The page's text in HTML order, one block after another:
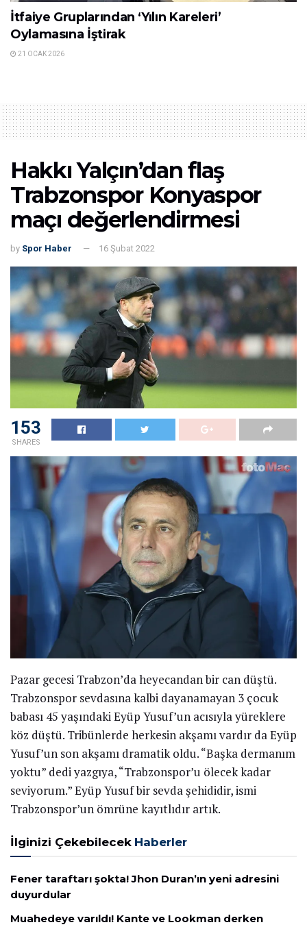
İtfaiye Gruplarından ‘Yılın Kareleri’
Oylamasına İştirak
21 OCAK 2026
Hakkı Yalçın’dan flaş
Trabzonspor Konyaspor
maçı değerlendirmesi
by Spor Haber 16 Şubat 2022
153
SHARES
Pazar gecesi Trabzon’da heyecandan bir can düştü.
Trabzonspor sevdasına kalbi dayanamayan 3 çocuk
babası 45 yaşındaki Eyüp Yusuf’un acısıyla yüreklere
köz düştü. Tribünlerde herkesin akşamı vardır da Eyüp
Yusuf’un son akşamı dramatik oldu. “Başka dermanım
yoktu” dedi yazgıya, “Trabzonspor’u ölecek kadar
seviyorum.” Eyüp Yusuf bir sevda şehididir, ismi
Trabzonspor’un ömrüne kayıtlıdır artık.
İlginizi Çekebilecek Haberler
Fener taraftarı şokta! Jhon Duran’ın yeni adresini
duyurdular
Muahedeye varıldı! Kante ve Lookman derken